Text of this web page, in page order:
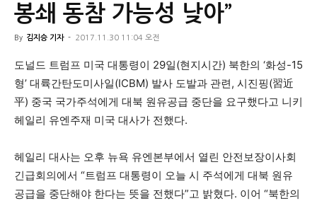
봉쇄 동참 가능성 낮아”
By 김지승 기자 - 2017.11.30 11:04 오전
도널드 트럼프 미국 대통령이 29일(현지시간) 북한의 ‘화성-15
형’ 대륙간탄도미사일(ICBM) 발사 도발과 관련, 시진핑(習近
平) 중국 국가주석에게 대북 원유공급 중단을 요구했다고 니키
헤일리 유엔주재 미국 대사가 전했다.
헤일리 대사는 오후 뉴욕 유엔본부에서 열린 안전보장이사회
긴급회의에서 “트럼프 대통령이 오늘 시 주석에게 대북 원유
공급을 중단해야 한다는 뜻을 전했다”고 밝혔다. 이어 “북한의